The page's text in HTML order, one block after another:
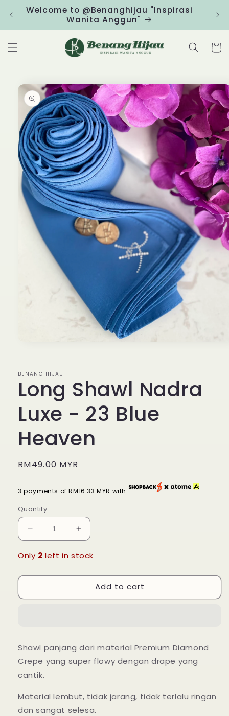
Skip to
content
Welcome to @Benanghijau "Inspirasi
Wanita Anggun"
Cart
product
information
modal
BENANG HIJAU
Long Shawl Nadra
Luxe - 23 Blue
Heaven
Regular
RM49.00 MYR
3 payments of RM16.33 MYR with
Quantity
Decrease
quantity
for
Shawl
Luxe
Increase
quantity
for
Shawl
Nadra
Luxe
Only 2 left in stock
Add to cart
Shawl panjang dari material Premium Diamond
Crepe yang super flowy dengan drape yang
cantik.
Material lembut, tidak jarang, tidak terlalu ringan
dan sangat selesa.